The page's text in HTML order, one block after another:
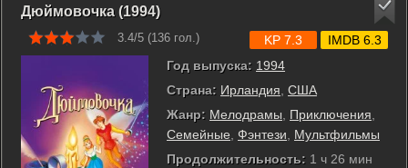
Дюймовочка (1994)
3.4/5 (136 гол.)
Год выпуска: 1994
Страна: Ирландия США
Жанр: Мелодрамы Приключения
Семейные Фэнтези
Мультфильмы
Продолжительность: 1 ч 26 мин
KP 7.3 IMDB 6.3